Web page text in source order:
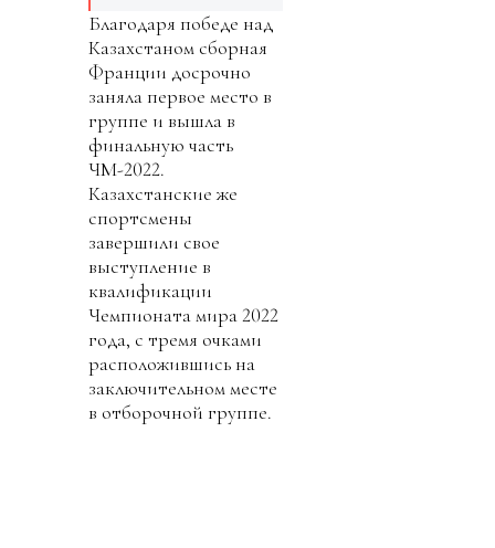
Благодаря победе над
Казахстаном сборная
Франции досрочно
заняла первое место в
группе и вышла в
финальную часть
ЧМ-2022.
Казахстанские же
спортсмены
завершили свое
выступление в
квалификации
Чемпионата мира 2022
года, с тремя очками
расположившись на
заключительном месте
в отборочной группе.